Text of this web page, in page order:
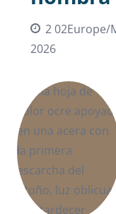
2 02Europe/
2026